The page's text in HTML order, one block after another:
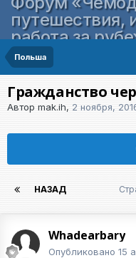
путешествия,
работа за
Польша
Гражданство
Автор mak.ih, 2 ноября,
НАЗАД
Whadearbary
Опубликовано 15